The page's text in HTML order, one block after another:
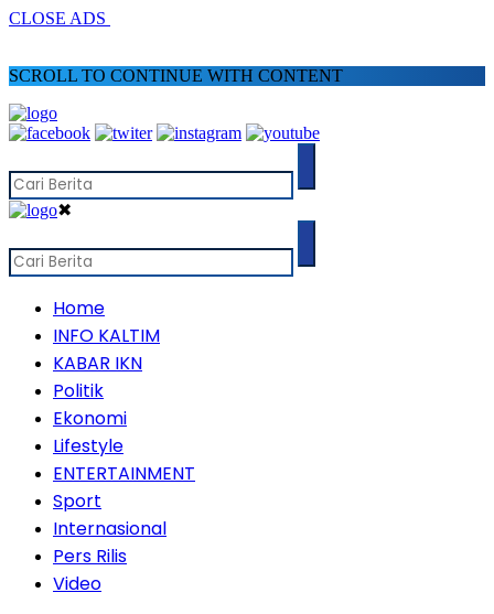
CLOSE ADS
SCROLL TO CONTINUE WITH CONTENT
✖
Home
INFO KALTIM
KABAR IKN
Politik
Ekonomi
Lifestyle
ENTERTAINMENT
Sport
Internasional
Pers Rilis
Video